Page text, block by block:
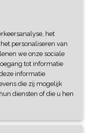
het
personaliseren van
we onze sociale
tot informatie
informatie
die zij mogelijk
diensten of die u hen